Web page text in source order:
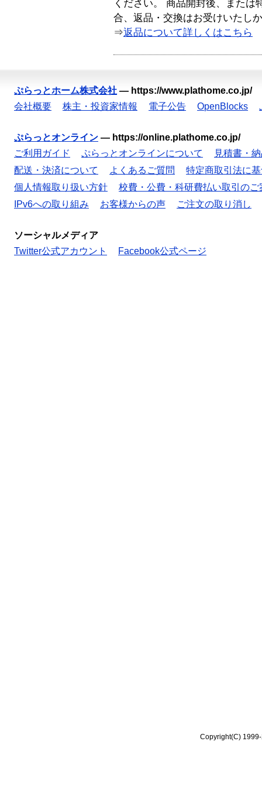
ください。 商品開封後、または
合、返品・交換はお受けいたし
⇒返品について詳しくはこちら
ぷらっとホーム株式会社 — https://www.plathome.co.jp/
会社概要
株主・投資家情報 電子公告 OpenBlocks
ぷらっとオンライン — https://online.plathome.co.jp/
ご利用ガイド
ぷらっとオンラインについて
見積書・
配送・決済について
よくあるご質問
特定商取引法に
個人情報取り扱い方針
校費・公費・科研費払い取引のご
IPv6への取り組み
お客様からの声 ご注文の取り消し
ソーシャルメディア
Twitter公式アカウント
Facebook公式ページ
Copyright(C)